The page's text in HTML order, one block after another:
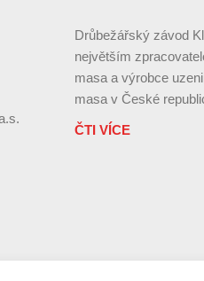
Drůbežářský závod
největším
masa a výrobce
masa v České
ČTI VÍCE